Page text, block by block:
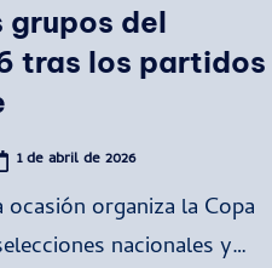
grupos del
tras los partidos
1 de abril de 2026
ocasión organiza la Copa
nacionales y…